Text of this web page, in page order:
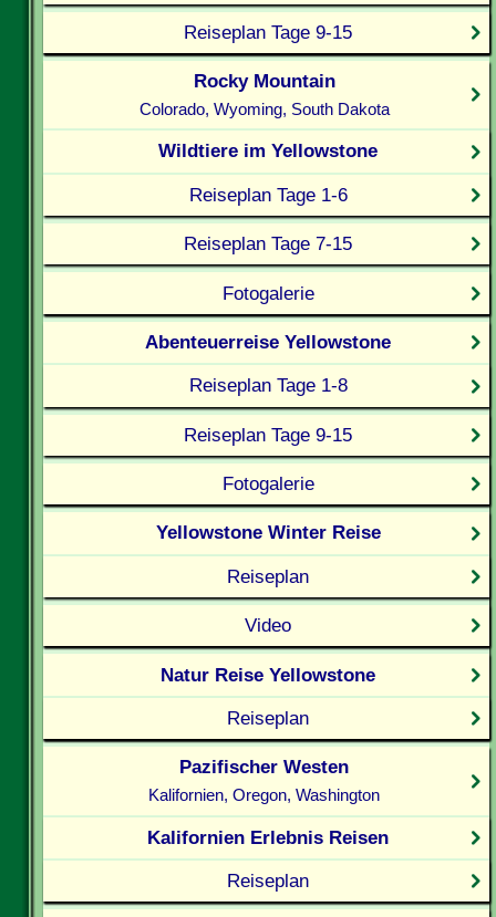
Reiseplan Tage 9-15
Rocky Mountain
Colorado, Wyoming, South Dakota
Wildtiere im Yellowstone
Reiseplan Tage 1-6
Reiseplan Tage 7-15
Fotogalerie
Abenteuerreise Yellowstone
Reiseplan Tage 1-8
Reiseplan Tage 9-15
Fotogalerie
Yellowstone Winter Reise
Reiseplan
Video
Natur Reise Yellowstone
Reiseplan
Pazifischer Westen
Kalifornien, Oregon, Washington
Kalifornien Erlebnis Reisen
Reiseplan